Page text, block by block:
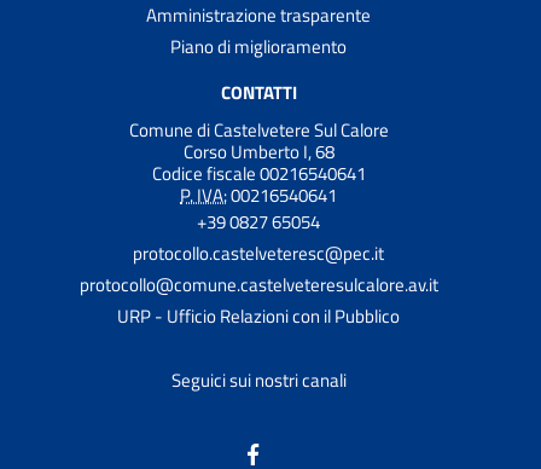
Amministrazione trasparente
Piano di miglioramento
CONTATTI
Comune di Castelvetere Sul Calore
Corso Umberto I, 68
Codice fiscale 00216540641
P. IVA:00216540641
+39 0827 65054
protocollo.castelveteresc@pec.it
protocollo@comune.castelveteresulcalore.av.it
URP - Ufficio Relazioni con il Pubblico
Seguici sui nostri canali